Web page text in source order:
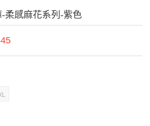
柔感麻花系列-紫色